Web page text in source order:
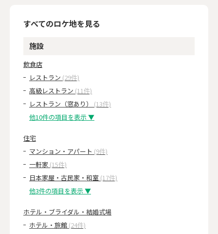
すべてのロケ地を見る
施設
飲食店
レストラン (29件)
高級レストラン (11件)
レストラン（窓あり） (13件)
他10件の項目を表示 ▼
住宅
マンション・アパート (9件)
一軒家 (15件)
日本家屋・古民家・和室 (17件)
他3件の項目を表示 ▼
ホテル・ブライダル・結婚式場
ホテル・旅館 (24件)